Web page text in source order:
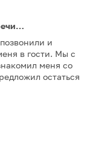
и
в гости. Мы с
меня со
остаться